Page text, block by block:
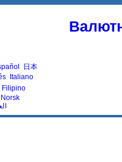
日本
Italiano
Filipino
Norsk